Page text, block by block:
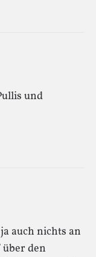
und
auch nichts an
den